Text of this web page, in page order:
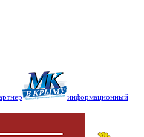
информационный